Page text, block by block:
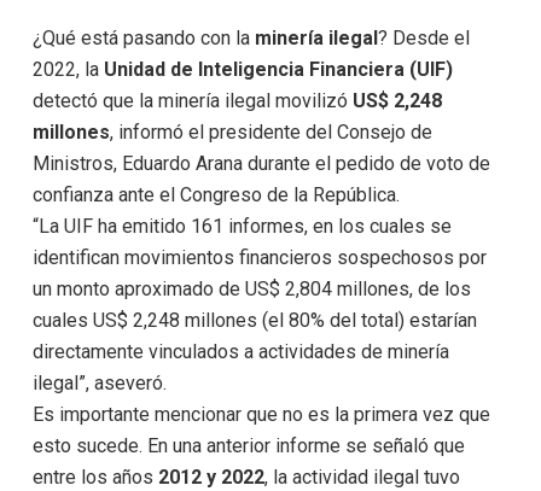
¿Qué está pasando con la minería ilegal? Desde el
2022, la Unidad de Inteligencia Financiera (UIF)
detectó que la minería ilegal movilizó US$ 2,248
millones, informó el presidente del Consejo de
Ministros, Eduardo Arana durante el pedido de voto de
confianza ante el Congreso de la República.
“La UIF ha emitido 161 informes, en los cuales se
identifican movimientos financieros sospechosos por
un monto aproximado de US$ 2,804 millones, de los
cuales US$ 2,248 millones (el 80% del total) estarían
directamente vinculados a actividades de minería
ilegal”, aseveró.
Es importante mencionar que no es la primera vez que
esto sucede. En una anterior informe se señaló que
entre los años 2012 y 2022, la actividad ilegal tuvo